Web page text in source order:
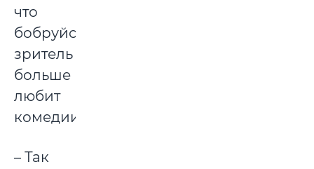
что
бобруйский
зритель
больше
любит
комедии:
– Так